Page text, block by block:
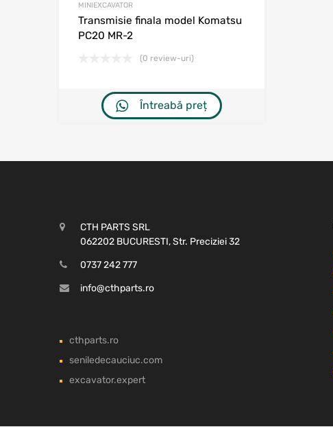
MINIEXCAVATOR
Transmisie finala model Komatsu
PC20 MR-2
(0 review-uri)
Întreabă preț
CTH PARTS SRL
062202 BUCURESTI, Str. Preciziei 32
0737 242 777
info@cthparts.ro
cthparts.ro
seniledecauciuc.com
excavator.expert